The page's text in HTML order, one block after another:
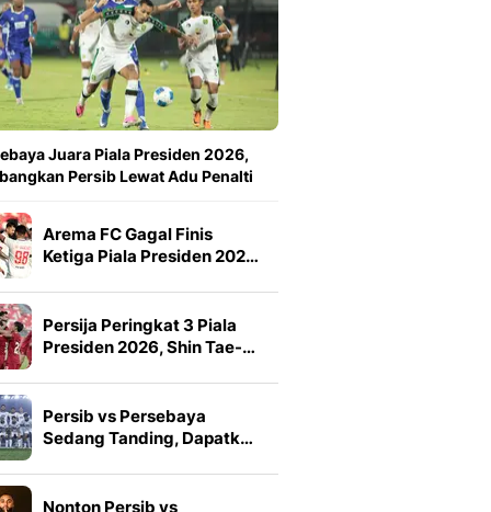
Juara Piala Presiden 2026,
Persib Lewat Adu Penalti
Arema FC Gagal Finis
Ketiga Piala Presiden 202…
Persija Peringkat 3 Piala
Presiden 2026, Shin Tae-…
Persib vs Persebaya
Sedang Tanding, Dapatk…
Nonton Persib vs